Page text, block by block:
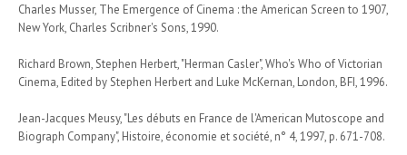
Charles Musser, The Emergence of Cinema : the American Screen to 1907,
New York, Charles Scribner's Sons, 1990.
Richard Brown, Stephen Herbert, "Herman Casler", Who's Who of Victorian
Cinema, Edited by Stephen Herbert and Luke McKernan, London, BFI, 1996.
Jean-Jacques Meusy, "Les débuts en France de l'American Mutoscope and
Biograph Company", Histoire, économie et société, n° 4, 1997, p. 671-708.